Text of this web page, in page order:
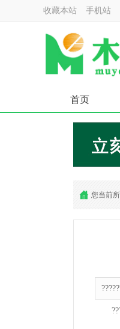
收藏本站 手机站
首页
您当前